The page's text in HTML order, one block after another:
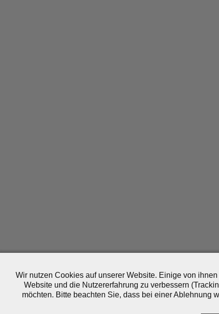
Wir nutzen Cookies auf unserer Website. Einige von
Website und die Nutzererfahrung zu verbessern
möchten. Bitte beachten Sie, dass bei einer Ablehnung